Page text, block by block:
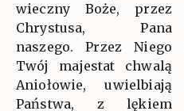
wieczny Boże, przez
Chrystusa, Pana
naszego. Przez Niego
Twój majestat chwalą
Aniołowie, uwielbiają
Państwa, z lękiem